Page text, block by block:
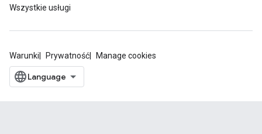
Wszystkie usługi
Warunki Prywatność Manage cookies